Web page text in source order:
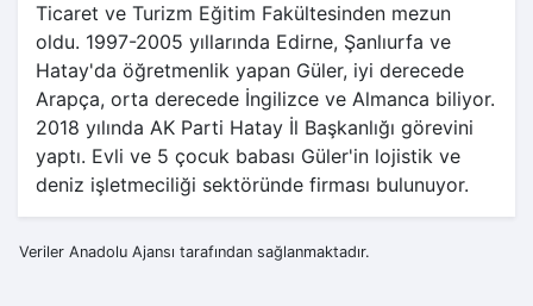
Ticaret ve Turizm Eğitim Fakültesinden mezun
oldu. 1997-2005 yıllarında Edirne, Şanlıurfa ve
Hatay'da öğretmenlik yapan Güler, iyi derecede
Arapça, orta derecede İngilizce ve Almanca biliyor.
2018 yılında AK Parti Hatay İl Başkanlığı görevini
yaptı. Evli ve 5 çocuk babası Güler'in lojistik ve
deniz işletmeciliği sektöründe firması bulunuyor.
Veriler Anadolu Ajansı tarafından sağlanmaktadır.